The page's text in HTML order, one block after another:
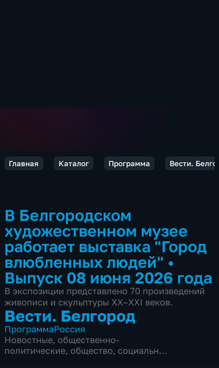
Главная Каталог Программа Вести.
В Белгородском
художественном музее
работает выставка "Город
влюбленных людей" •
Выпуск 08 июня 2026 года
В экспозиции представлено 70 произведений
живописи и скульптуры XX–XXI веков.
Вести. Белгород
ПрограммаРоссия
Новостные, общественно-
политические, общество, социально-